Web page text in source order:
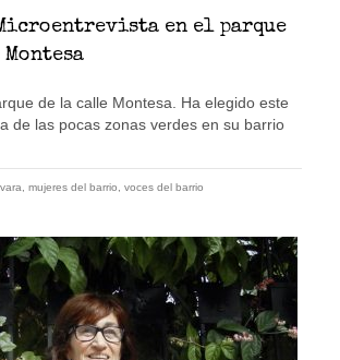
Microentrevista en el parque
de la calle Montesa. Ha elegido este
de las pocas zonas verdes en su barrio
mujeres del barrio voces del barrio